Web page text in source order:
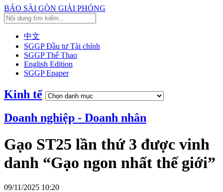
BÁO SÀI GÒN GIẢI PHÓNG
中文
SGGP Đầu tư Tài chính
SGGP Thể Thao
English Edition
SGGP Epaper
Kinh tế
Doanh nghiệp - Doanh nhân
Gạo ST25 lần thứ 3 được vinh
danh “Gạo ngon nhất thế giới”
09/11/2025 10:20